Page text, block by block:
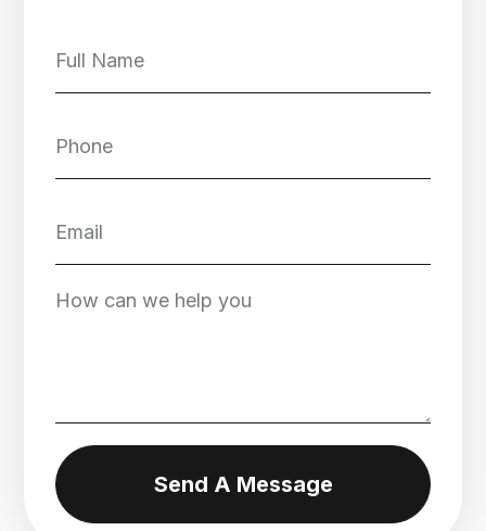
Send A Message